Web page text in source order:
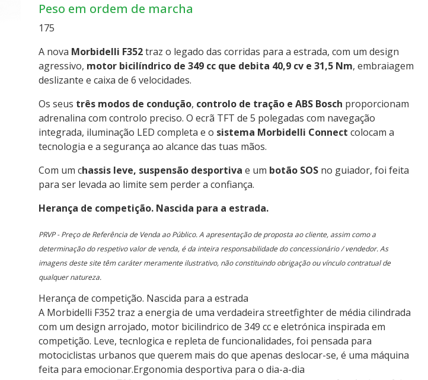
Peso em ordem de marcha
175
A nova Morbidelli F352traz o legado das corridas para a estrada, com um design
agressivo, motor bicilíndrico de 349 cc que debita 40,9 cv e 31,5 Nm, embraiagem
deslizante e caixa de 6 velocidades.
Os seus três modos de condução, controlo de tração e ABS Bosch proporcionam
adrenalina com controlo preciso. O ecrã TFT de 5 polegadas com navegação
integrada, iluminação LED completa e o sistema Morbidelli Connect colocam a
tecnologia e a segurança ao alcance das tuas mãos.
Com um chassis leve, suspensão desportiva e um botão SOS no guiador, foi feita
para ser levada ao limite sem perder a confiança.
Herança de competição. Nascida para a estrada.
PRVP - Preço de Referência de Venda ao Público. A apresentação de proposta ao cliente, assim como a
determinação do respetivo valor de venda, é da inteira responsabilidade do concessionário / vendedor. As
imagens deste site têm caráter meramente ilustrativo, não constituindo obrigação ou vínculo contratual de
qualquer natureza.
Herança de competição. Nascida para a estrada
A Morbidelli F352 traz a energia de uma verdadeira streetfighter de média cilindrada
com um design arrojado, motor bicilindrico de 349 cc e eletrónica inspirada em
competição. Leve, tecnlogica e repleta de funcionalidades, foi pensada para
motociclistas urbanos que querem mais do que apenas deslocar-se, é uma máquina
feita para emocionar.Ergonomia desportiva para o dia-a-dia